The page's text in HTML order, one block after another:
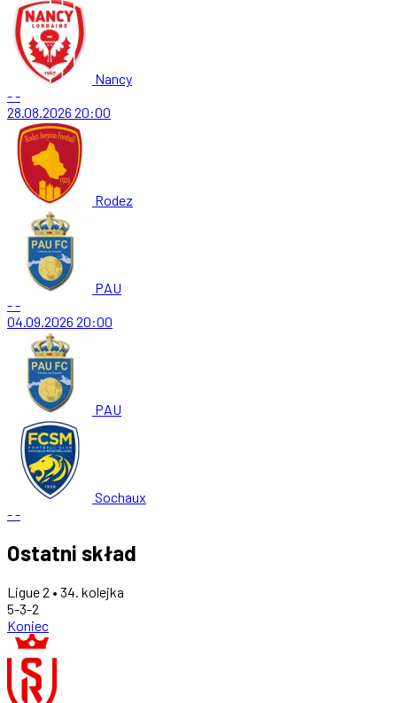
Nancy
--
28.08.2026 20:00
Rodez
PAU
--
04.09.2026 20:00
PAU
Sochaux
--
Ostatni skład
Ligue 2 • 34. kolejka
5-3-2
Koniec